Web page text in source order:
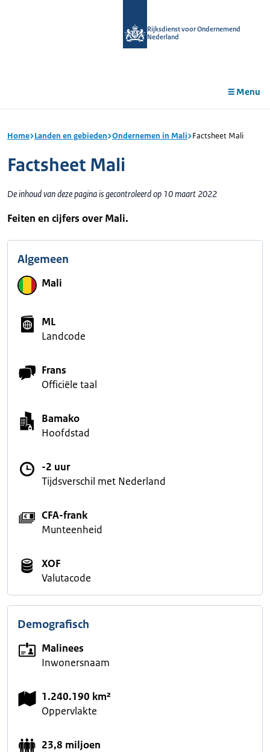
Rijksdienst voor Ondernemend
Nederland
Menu
Home Landen en gebieden Ondernemen in Mali Factsheet Mali
Factsheet Mali
De inhoud van deze pagina is gecontroleerd op 10 maart 2022
Feiten en cijfers over Mali.
Algemeen
Mali
ML
Landcode
Frans
Officiële taal
Bamako
Hoofdstad
-2 uur
Tijdsverschil met Nederland
CFA-frank
Munteenheid
XOF
Valutacode
Demografisch
Malinees
Inwonersnaam
1.240.190 km²
Oppervlakte
23,8 miljoen